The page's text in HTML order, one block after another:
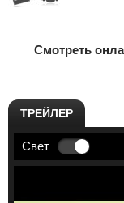
Смотреть
ТРЕЙЛЕР
Свет